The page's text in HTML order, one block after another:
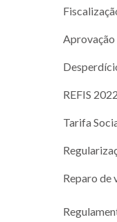
Aprovação
REFIS 2022
Tarifa
Reparo de